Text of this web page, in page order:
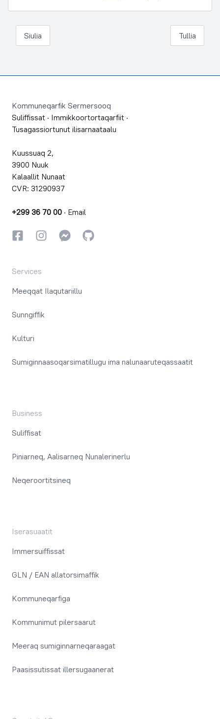
Siulia Tullia
Kommuneqarfik Sermersooq
Suliffissat · Immikkoortortaqarfiit ·
Tusagassiortunut ilisarnaataalu
Kuussuaq 2,
3900 Nuuk
Kalaallit Nunaat
CVR: 31290937
+299 36 70 00 · Email
FacebookkiInstagrammiInstagrammi
GitHub
Services
Meeqqat Ilaqutariillu
Sunngiffik
Kulturi
Sumiginnaasoqarsimatillugu ima nalunaaruteqassaatit
Business
Suliffisat
Piniarneq, Aalisarneq Nunalerinerlu
Neqeroortitsineq
Iserasuaatit
Immersuiffissat
GLN / EAN allatorsimaffik
Kommuneqarfiga
Kommunimut pilersaarut
Meeraq sumiginnarneqaraagat
Paasissutissat illersugaanerat